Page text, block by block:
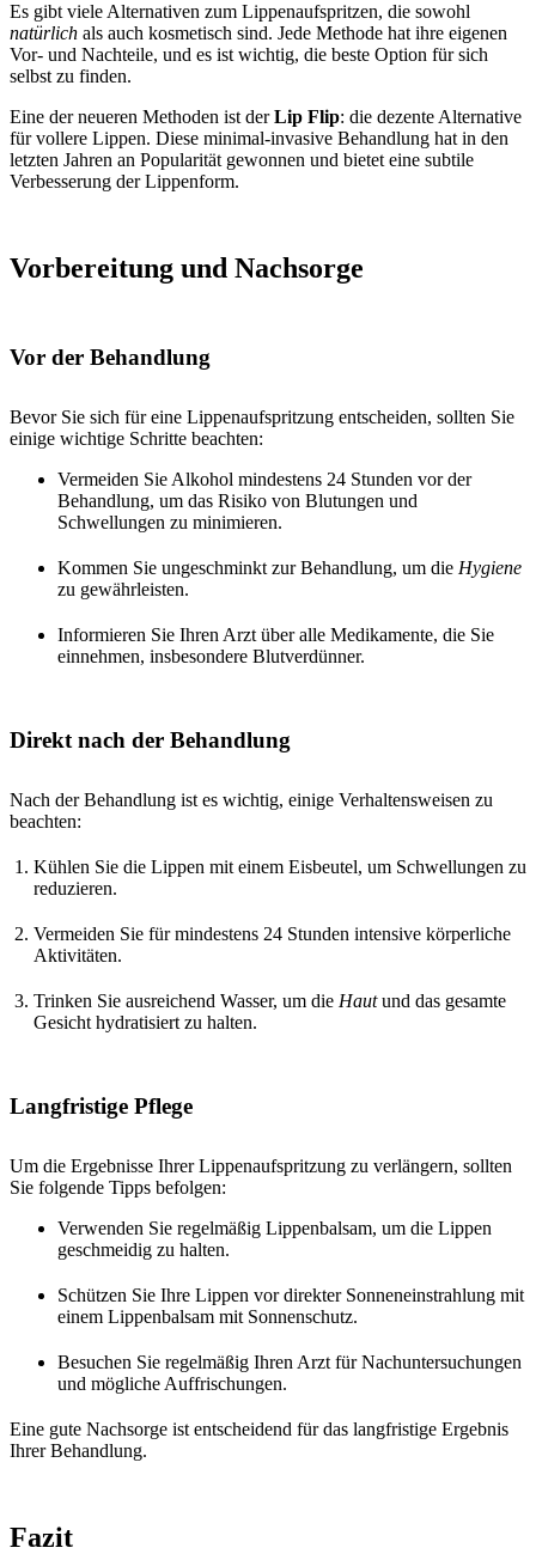
Es gibt viele Alternativen zum Lippenaufspritzen, die sowohl
natürlich als auch kosmetisch sind. Jede Methode hat ihre eigenen
Vor- und Nachteile, und es ist wichtig, die beste Option für sich
selbst zu finden.
Eine der neueren Methoden ist derLip Flip: die dezente Alternative
für vollere Lippen. Diese minimal-invasive Behandlung hat in den
letzten Jahren an Popularität gewonnen und bietet eine subtile
Verbesserung der Lippenform.
Vorbereitung und Nachsorge
Vor der Behandlung
Bevor Sie sich für eine Lippenaufspritzung entscheiden, sollten Sie
einige wichtige Schritte beachten:
Vermeiden Sie Alkohol mindestens 24 Stunden vor der
Behandlung, um das Risiko von Blutungen und
Schwellungen zu minimieren.
Kommen Sie ungeschminkt zur Behandlung, um die Hygiene
zu gewährleisten.
Informieren Sie Ihren Arzt über alle Medikamente, die Sie
einnehmen, insbesondere Blutverdünner.
Direkt nach der Behandlung
Nach der Behandlung ist es wichtig, einige Verhaltensweisen zu
beachten:
Kühlen Sie die Lippen mit einem Eisbeutel, um Schwellungen zu
reduzieren.
Vermeiden Sie für mindestens 24 Stunden intensive körperliche
Aktivitäten.
Trinken Sie ausreichend Wasser, um die Hautund das gesamte
Gesicht hydratisiert zu halten.
Langfristige Pflege
Um die Ergebnisse Ihrer Lippenaufspritzung zu verlängern, sollten
Sie folgende Tipps befolgen:
Verwenden Sie regelmäßig Lippenbalsam, um die Lippen
geschmeidig zu halten.
Schützen Sie Ihre Lippen vor direkter Sonneneinstrahlung mit
einem Lippenbalsam mit Sonnenschutz.
Besuchen Sie regelmäßig Ihren Arzt für Nachuntersuchungen
und mögliche Auffrischungen.
Eine gute Nachsorge ist entscheidend für das langfristige Ergebnis
Ihrer Behandlung.
Fazit